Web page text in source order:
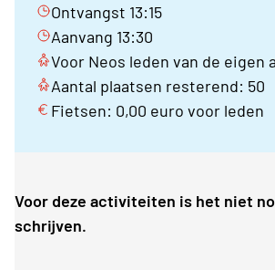
Ontvangst 13:15
Aanvang 13:30
Voor Neos leden van de eigen
Aantal plaatsen resterend: 50
Fietsen: 0,00 euro voor leden
Voor deze activiteiten is het niet
schrijven.